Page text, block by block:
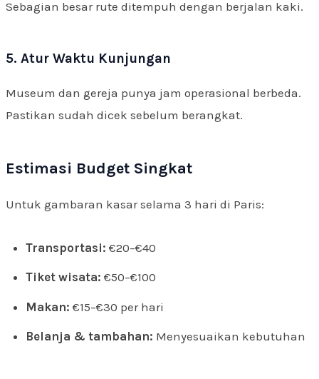
Sebagian besar rute ditempuh dengan berjalan kaki.
5. Atur Waktu Kunjungan
Museum dan gereja punya jam operasional berbeda.
Pastikan sudah dicek sebelum berangkat.
Estimasi Budget Singkat
Untuk gambaran kasar selama 3 hari di Paris:
Transportasi: €20–€40
Tiket wisata: €50–€100
Makan: €15–€30 per hari
Belanja & tambahan: Menyesuaikan kebutuhan